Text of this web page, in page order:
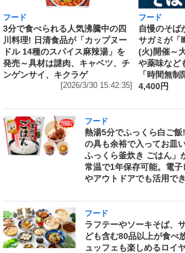
フード
3分で食べられる人気沸騰中の四
川料理! 日清食品が「カップヌー
ドル 14種のスパイス麻辣湯」を
発売～具材は謎肉、キャベツ、チ
ンゲンサイ、キクラゲ
[2026/3/30 15:42:35]
フード
自慢のそば
サガミが「
(火)開催～
や薬味など
「時間無
4,400円
フード
熱湯5分でふっくら白ご
の具も余裕で入ってお皿
ふっくら釜炊き ごはん」
常温で1年保存可能。電
やアウトドアでも活用で
フード
ラフテーやソーキそば、
ども含む80品以上が食べ
ュッフェも楽しめるロイ